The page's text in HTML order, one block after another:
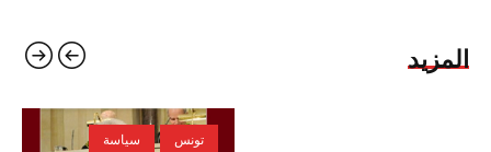
المزيد
تونس سياسة